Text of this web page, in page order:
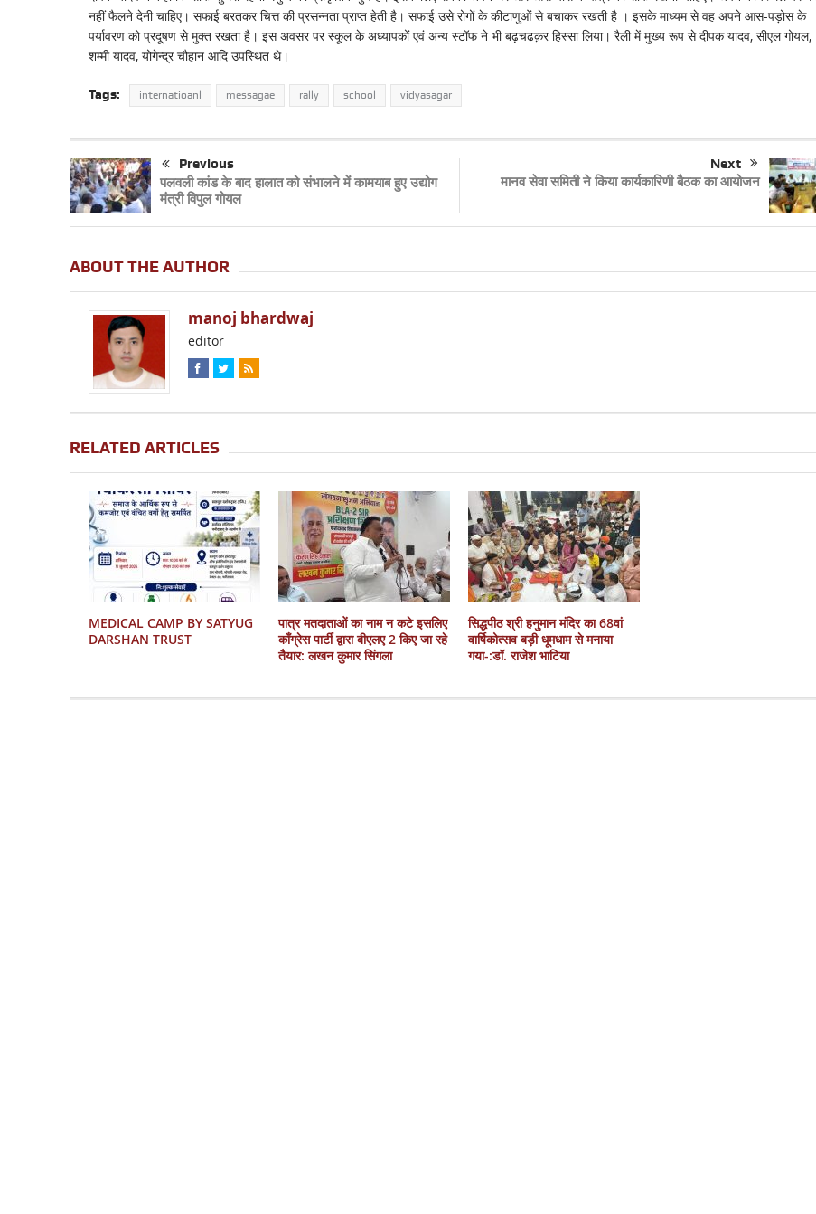
नहीं फैलने देनी चाहिए। सफाई बरतकर चित्त की प्रसन्नता प्राप्त हेती है। सफाई उसे रोगों के कीटाणुओं से बचाकर रखती है । इसके माध्यम से वह अपने आस-पड़ोस के
पर्यावरण को प्रदूषण से मुक्त रखता है। इस अवसर पर स्कूल के अध्यापकों एवं अन्य स्टॉफ ने भी बढ़चढक़र हिस्सा लिया। रैली में मुख्य रूप से दीपक यादव, सीएल गोयल,
शम्मी यादव, योगेन्द्र चौहान आदि उपस्थित थे।
Tags: internatioanl messagae rally school vidyasagar
Previous
पलवली कांड के बाद हालात को संभालने में कामयाब हुए उद्योग
मंत्री विपुल गोयल
Next
मानव सेवा समिती ने किया कार्यकारिणी बैठक का आयोजन
ABOUT THE AUTHOR
manoj bhardwaj
editor
RELATED ARTICLES
MEDICAL CAMP BY SATYUG
DARSHAN TRUST
पात्र मतदाताओं का नाम न कटे इसलिए
काँग्रेस पार्टी द्वारा बीएलए 2 किए जा रहे
तैयार: लखन कुमार सिंगला
सिद्धपीठ श्री हनुमान मंदिर का 68वां
वार्षिकोत्सव बड़ी धूमधाम से मनाया
गया-:डॉ. राजेश भाटिया